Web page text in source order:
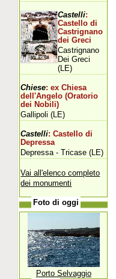
Castelli:
Castello di
Castrignano
dei Greci
Castrignano
Dei Greci
(LE)
Chiese: ex Chiesa
dell'Angelo (Oratorio
dei Nobili)
Gallipoli (LE)
Castelli: Castello di
Depressa
Depressa - Tricase (LE)
Vai all'elenco completo
dei monumenti
Foto di oggi
Porto Selvaggio